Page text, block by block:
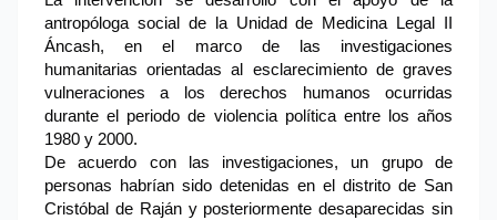
antropóloga social de la Unidad de Medicina Legal II
Áncash, en el marco de las investigaciones
humanitarias orientadas al esclarecimiento de graves
vulneraciones a los derechos humanos ocurridas
durante el periodo de violencia política entre los años
1980 y 2000.
De acuerdo con las investigaciones, un grupo de
personas habrían sido detenidas en el distrito de San
Cristóbal de Raján y posteriormente desaparecidas sin